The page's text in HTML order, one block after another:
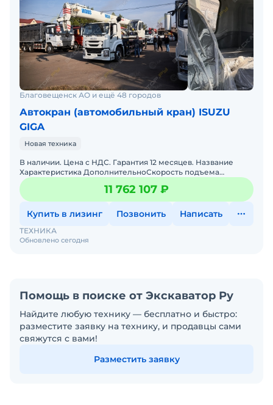
Благовещенск АО и ещё 48 городов
Автокран (автомобильный кран) ISUZU
GIGA
Новая техника
В наличии. Цена с НДС. Гарантия 12 месяцев. Название
Характеристика ДополнительноСкорость подъема
основной лебедки: 110 м/мин. Скорость подъема
вспомогательн
11 762 107 ₽
Купить в лизинг Позвонить Написать
Обновлено сегодня
ТЕХНИКА
Помощь в поиске от Экскаватор Ру
Найдите любую технику — бесплатно и быстро:
разместите заявку на технику, и продавцы сами
свяжутся с вами!
Разместить заявку